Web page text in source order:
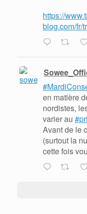
https://
blog.com/fr/
en matière
nordistes,
varier au
Avant de le
(surtout la
cette fois